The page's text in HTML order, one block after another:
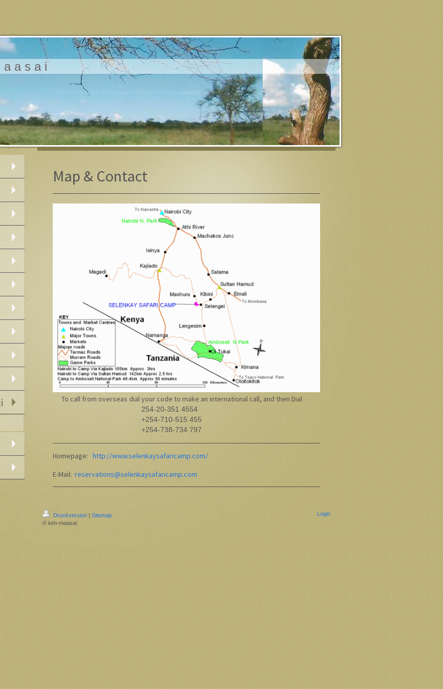
a s a i
Map & Contact
To call from overseas dial your code to make an international call, and then Dial
254-20-351 4554
+254-710-515 455
+254-738-734 797
Homepage: http://www.selenkaysafaricamp.com/
E-Mail: reservations@selenkaysafaricamp.com
Druckversion | Sitemap
© kim-maasai
Login